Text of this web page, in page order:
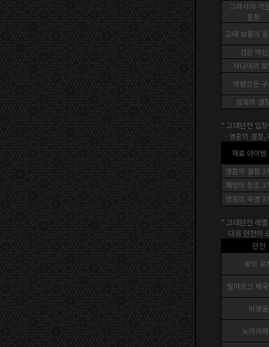
그라시아 가
문장
고대 보물의
검은 백신
사나이의
악령깃든
암흑의 결
* 고대던전 입
- 영혼의 결정,
재료 아이템
영혼의 결정 3
재앙의 징조 3
영웅의 숙명 3
* 고대던전 레
다음 던전의
던전
왕의 유
빌마르크 제
비명굴
노이어